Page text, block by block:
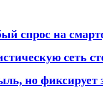
спрос на
сеть
но фиксирует